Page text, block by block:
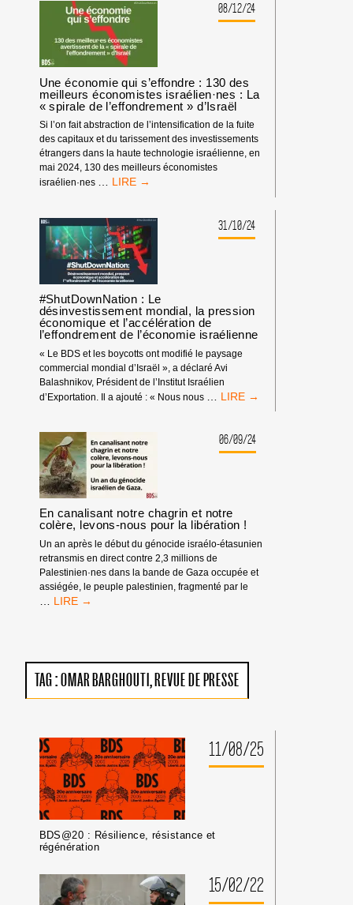
ONT
L’OBLIGATION
CESSER
DE
SE
RENDRE
MARITIMES
GLOBAL
DU
MOUVEMENT
BDS
:
JUILLET
–
DÉCEMBRE
2024
08/12/24
Une économie qui s’effondre : 130 des
meilleurs économistes israélien·nes : La
« spirale de l’effondrement » d’Israël
Si l’on fait abstraction de l’intensification de la fuite
des capitaux et du tarissement des investissements
étrangers dans la haute technologie israélienne, en
mai 2024, 130 des meilleurs économistes
israélien·nes … UNE
S’EFFONDRE
:
130
DES
MEILLEURS
ÉCONOMISTES
ISRAÉLIEN·NES
:
LA
«
SPIRALE
DE
L’EFFONDREMENT
31/10/24
#ShutDownNation : Le
désinvestissement mondial, la pression
économique et l’accélération de
l’effondrement de l’économie israélienne
« Le BDS et les boycotts ont modifié le paysage
commercial mondial d’Israël », a déclaré Avi
Balashnikov, Président de l’Institut Israélien
d’Exportation. Il a ajouté : « Nous nous
#SHUTDOWNNATION
DÉSINVESTISSEMENT
MONDIAL,
ET
L’ACCÉLÉRATION
DE
L’ÉCONOMIE
ISRAÉLIENNE
06/09/24
En canalisant notre chagrin et notre
colère, levons-nous pour la libération !
Un an après le début du génocide israélo-étasunien
retransmis en direct contre 2,3 millions de
Palestinien·nes dans la bande de Gaza occupée et
assiégée, le peuple palestinien, fragmenté par le
EN
NOTRE
COLÈRE,
LEVONS-
LA
LIBÉRATION
!
TAG :OMAR BARGHOUTI REVUE DE PRESSE
11/08/25
BDS@20 : Résilience, résistance et
régénération
15/02/22